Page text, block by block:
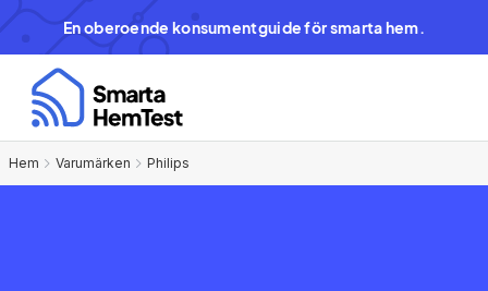
En oberoende konsumentguide för smarta hem.
Hem Varumärken Philips